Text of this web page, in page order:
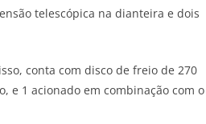
telescópica na dianteira e dois
conta com disco de freio de 270
e 1 acionado em combinação com o